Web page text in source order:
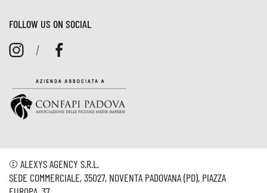
FOLLOW US ON SOCIAL
/
© ALEXYS AGENCY S.R.L.
SEDE COMMERCIALE, 35027, NOVENTA PADOVANA (PD), PIAZZA